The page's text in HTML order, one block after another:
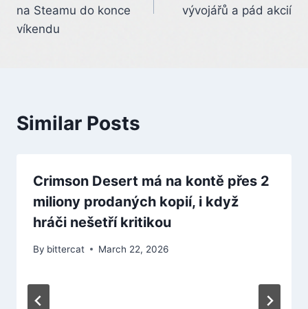
na Steamu do konce
víkendu
vývojářů a pád akcií
Similar Posts
Crimson Desert má na kontě přes 2
miliony prodaných kopií, i když
hráči nešetří kritikou
By bittercat March 22, 2026